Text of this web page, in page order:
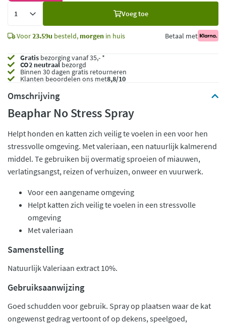
Voeg toe
Voor23.59u besteld, morgen in huis Betaal met
Gratis bezorging vanaf 35,- *
CO2 neutraalbezorgd
Binnen 30 dagen gratis retourneren
Klanten beoordelen ons met8,8/10
Omschrijving
Beaphar No Stress Spray
Helpt honden en katten zich veilig te voelen in een voor hen
stressvolle omgeving. Met valeriaan, een natuurlijk kalmerend
middel. Te gebruiken bij overmatig sproeien of miauwen,
verlatingsangst, reizen of verhuizen, onweer en vuurwerk.
Voor een aangename omgeving
Helpt katten zich veilig te voelen in een stressvolle
omgeving
Met valeriaan
Samenstelling
Natuurlijk Valeriaan extract 10%.
Gebruiksaanwijzing
Goed schudden voor gebruik. Spray op plaatsen waar de kat
ongewenst gedrag vertoont of op dekens, speelgoed,